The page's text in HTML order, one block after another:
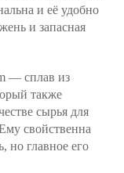
и её удобно
и запасная
— сплав из
также
сырья для
свойственна
но главное его